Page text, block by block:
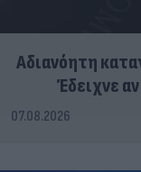
Αδιανόητη
Έδειχνε
07.08.2026